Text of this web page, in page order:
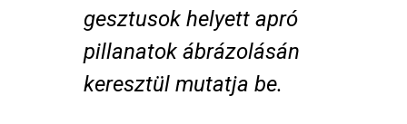
gesztusok helyett apró
pillanatok ábrázolásán
keresztül mutatja be.